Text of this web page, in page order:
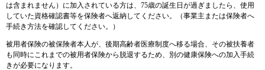
は含まれません）に加入されている方は、75歳の誕生日が過ぎましたら、使用
していた資格確認書等を保険者へ返納してください。（事業主または保険者へ
手続き方法を確認してください。）
被用者保険の被保険者本人が、後期高齢者医療制度へ移る場合、その被扶養者
も同時にこれまでの被用者保険から脱退するため、別の健康保険への加入手続
きが必要になります。